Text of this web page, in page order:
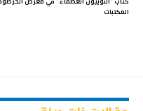
المكتبات